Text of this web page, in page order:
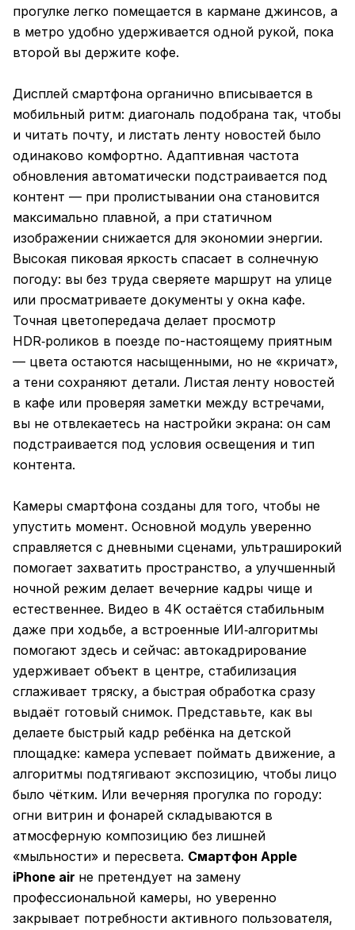
прогулке легко помещается в кармане джинсов, а
в метро удобно удерживается одной рукой, пока
второй вы держите кофе.
Дисплей смартфона органично вписывается в
мобильный ритм: диагональ подобрана так, чтобы
и читать почту, и листать ленту новостей было
одинаково комфортно. Адаптивная частота
обновления автоматически подстраивается под
контент — при пролистывании она становится
максимально плавной, а при статичном
изображении снижается для экономии энергии.
Высокая пиковая яркость спасает в солнечную
погоду: вы без труда сверяете маршрут на улице
или просматриваете документы у окна кафе.
Точная цветопередача делает просмотр
HDR‑роликов в поезде по-настоящему приятным
— цвета остаются насыщенными, но не «кричат»,
а тени сохраняют детали. Листая ленту новостей
в кафе или проверяя заметки между встречами,
вы не отвлекаетесь на настройки экрана: он сам
подстраивается под условия освещения и тип
контента.
Камеры смартфона созданы для того, чтобы не
упустить момент. Основной модуль уверенно
справляется с дневными сценами, ультраширокий
помогает захватить пространство, а улучшенный
ночной режим делает вечерние кадры чище и
естественнее. Видео в 4K остаётся стабильным
даже при ходьбе, а встроенные ИИ‑алгоритмы
помогают здесь и сейчас: автокадрирование
удерживает объект в центре, стабилизация
сглаживает тряску, а быстрая обработка сразу
выдаёт готовый снимок. Представьте, как вы
делаете быстрый кадр ребёнка на детской
площадке: камера успевает поймать движение, а
алгоритмы подтягивают экспозицию, чтобы лицо
было чётким. Или вечерняя прогулка по городу:
огни витрин и фонарей складываются в
атмосферную композицию без лишней
«мыльности» и пересвета. Смартфон Apple
iPhone air не претендует на замену
профессиональной камеры, но уверенно
закрывает потребности активного пользователя,